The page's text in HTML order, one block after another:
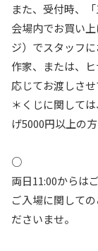
また、受付時、
会場内でお買い
ジ）でスタッフに
作家、または、
応じてお渡しさせ
＊くじに関して
げ5000円以上の
○
両日11:00からは
ご入場に関して
ださいませ。